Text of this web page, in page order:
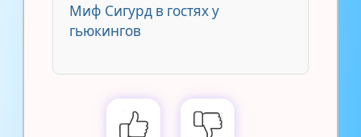
Миф Сигурд в гостях у
гьюкингов